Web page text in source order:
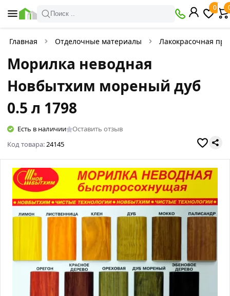
Поиск ..
0
Главная Отделочные материалы Лакокрасочная
Морилка неводная
Новбытхим мореный дуб
0.5 л 1798
Есть в наличии
Оставить отзыв
Код товара:24145